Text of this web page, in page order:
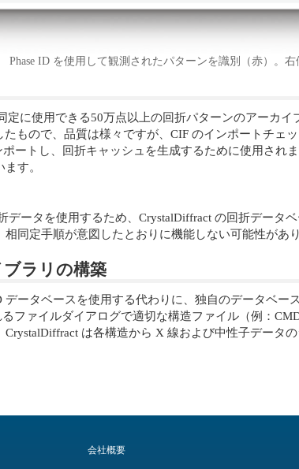
Phase ID を使用して観測されたパターンを識別（赤）。
定に使用できる50万点以上の回折パターンのアーカ
たもので、品質は様々ですが、CIF のインポートチ
ートし、回折キャッシュを生成するために使用さ
す。
データを使用するため、CrystalDiffract の回折データ
同定手順が意図したとおりに機能しない可能性があり
ブラリの構築
データベースを使用する代わりに、独自のデータベ
ファイルダイアログで適切な構造ファイル（例：
は各構造から X 線および中性子データ
会社概要